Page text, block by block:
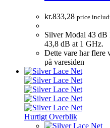
kr.833,28 price
Silver Modal 43 dB
43,8 dB at 1 GHz.
Dette vare har flere
på varesiden
Hurtigt Overblik